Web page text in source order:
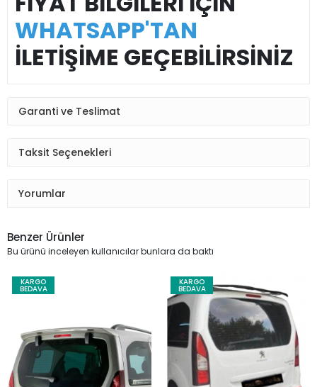
WHATSAPP'TAN
İLETİŞİME GEÇEBİLİRSİNİZ
Garanti ve Teslimat
Taksit Seçenekleri
Yorumlar
Benzer Ürünler
Bu ürünü inceleyen kullanıcılar bunlara da baktı
KARGO
BEDAVA
KARGO
BEDAVA